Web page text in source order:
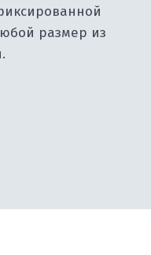
размер из